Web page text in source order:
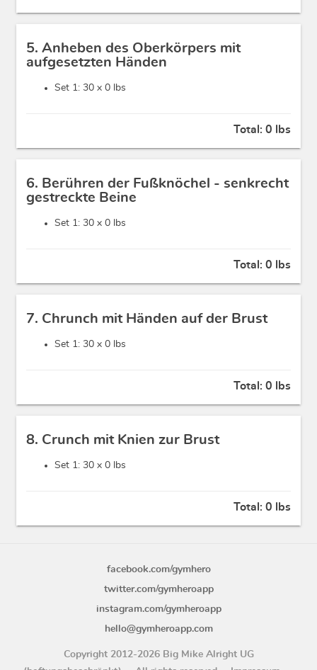
5. Anheben des Oberkörpers mit
aufgesetzten Händen
Set 1: 30 x 0 lbs
Total: 0 lbs
6. Berühren der Fußknöchel - senkrecht
gestreckte Beine
Set 1: 30 x 0 lbs
Total: 0 lbs
7. Chrunch mit Händen auf der Brust
Set 1: 30 x 0 lbs
Total: 0 lbs
8. Crunch mit Knien zur Brust
Set 1: 30 x 0 lbs
Total: 0 lbs
facebook.com/gymhero
twitter.com/gymheroapp
instagram.com/gymheroapp
hello@gymheroapp.com
Copyright 2012-2026 Big Mike Alright UG